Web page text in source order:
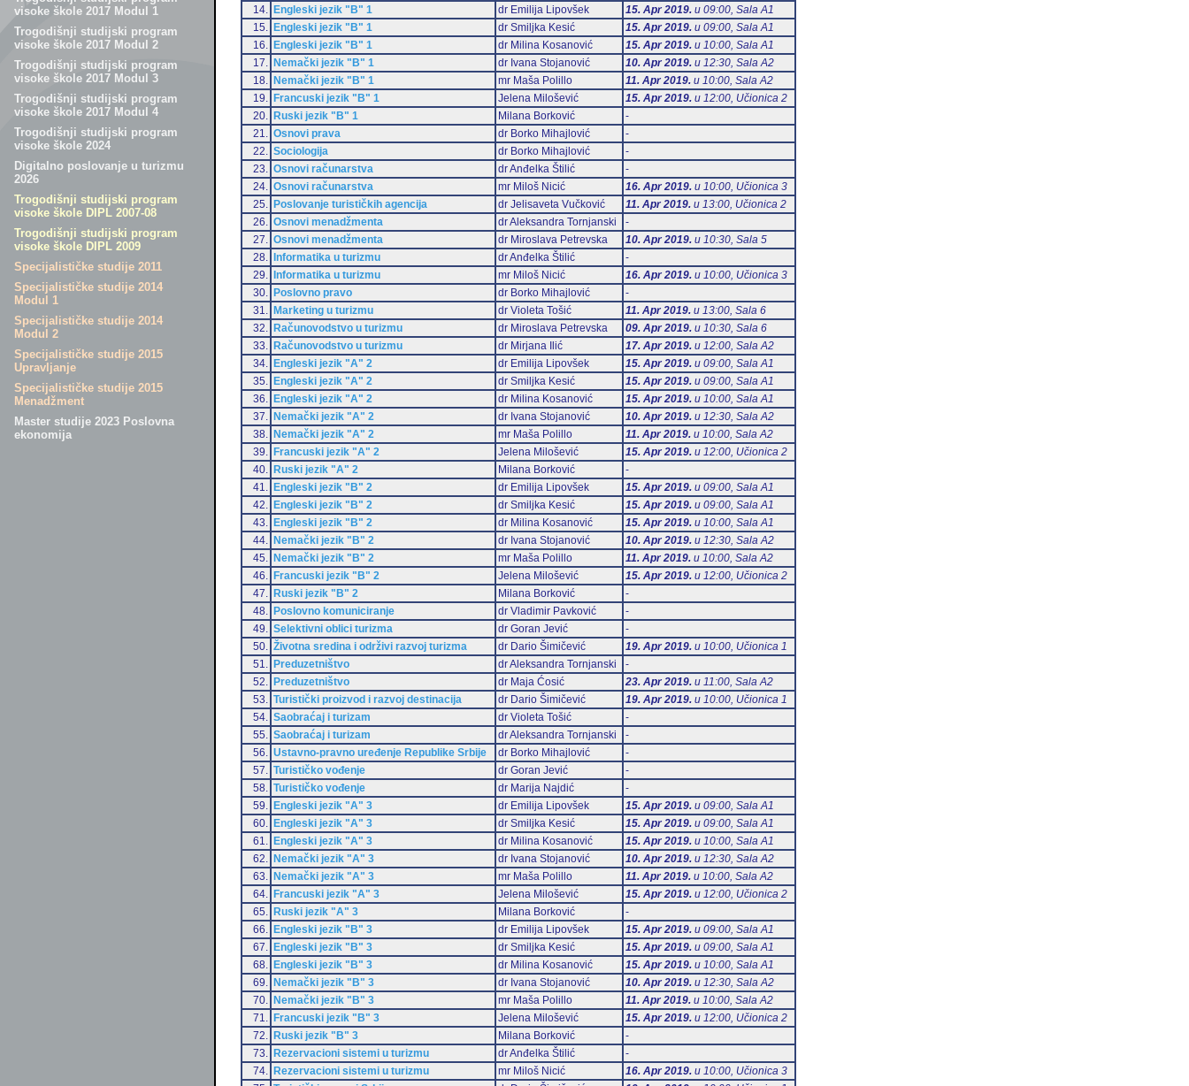
visoke škole 2017 Modul 1
Trogodišnji studijski program
visoke škole 2017 Modul 2
Trogodišnji studijski program
visoke škole 2017 Modul 3
Trogodišnji studijski program
visoke škole 2017 Modul 4
Trogodišnji studijski program
visoke škole 2024
Digitalno poslovanje u turizmu
2026
Trogodišnji studijski program
visoke škole DIPL 2007-08
Trogodišnji studijski program
visoke škole DIPL 2009
Specijalističke studije 2011
Specijalističke studije 2014
Modul 1
Specijalističke studije 2014
Modul 2
Specijalističke studije 2015
Upravljanje
Specijalističke studije 2015
Menadžment
Master studije 2023 Poslovna
ekonomija
14.
Engleski jezik "B" 1 dr Emilija Lipovšek 15. Apr 2019.u 09:00, Sala А1
15.
Engleski jezik "B" 1 dr Smiljka Kesić 15. Apr 2019.u 09:00, Sala А1
16.
Engleski jezik "B" 1 dr Milina Kosanović 15. Apr 2019.u 10:00, Sala А1
17.
Nemački jezik "B" 1 dr Ivana Stojanović 10. Apr 2019.u 12:30, Sala А2
18.
Nemački jezik "B" 1 mr Maša Polillo 11. Apr 2019.u 10:00, Sala А2
19.
Francuski jezik "B" 1 Jelena Milošević 15. Apr 2019.u 12:00, Učionica 2
20.
Ruski jezik "B" 1 Milana Borković
-
21.
Osnovi prava dr Borko Mihajlović
-
22.
Sociologija dr Borko Mihajlović
-
23.
Osnovi računarstva dr Anđelka Štilić
-
24.
Osnovi računarstva mr Miloš Nicić 16. Apr 2019.u 10:00, Učionica 3
25.
Poslovanje turističkih agencija dr Jelisaveta Vučković 11. Apr 2019.u 13:00, Učionica 2
26.
Osnovi menadžmenta dr Aleksandra Tornjanski
-
27.
Osnovi menadžmenta dr Miroslava Petrevska 10. Apr 2019.u 10:30, Sala 5
28.
Informatika u turizmu dr Anđelka Štilić
-
29.
Informatika u turizmu mr Miloš Nicić 16. Apr 2019.u 10:00, Učionica 3
30.
Poslovno pravo dr Borko Mihajlović
-
31.
Marketing u turizmu dr Violeta Tošić 11. Apr 2019.u 13:00, Sala 6
32.
Računovodstvo u turizmu dr Miroslava Petrevska 09. Apr 2019.u 10:30, Sala 6
33.
Računovodstvo u turizmu dr Mirjana Ilić 17. Apr 2019.u 12:00, Sala А2
34.
Engleski jezik "A" 2 dr Emilija Lipovšek 15. Apr 2019.u 09:00, Sala А1
35.
Engleski jezik "A" 2 dr Smiljka Kesić 15. Apr 2019.u 09:00, Sala А1
36.
Engleski jezik "A" 2 dr Milina Kosanović 15. Apr 2019.u 10:00, Sala А1
37.
Nemački jezik "A" 2 dr Ivana Stojanović 10. Apr 2019.u 12:30, Sala А2
38.
Nemački jezik "A" 2 mr Maša Polillo 11. Apr 2019.u 10:00, Sala А2
39.
Francuski jezik "A" 2 Jelena Milošević 15. Apr 2019.u 12:00, Učionica 2
40.
Ruski jezik "A" 2 Milana Borković
-
41.
Engleski jezik "B" 2 dr Emilija Lipovšek 15. Apr 2019.u 09:00, Sala А1
42.
Engleski jezik "B" 2 dr Smiljka Kesić 15. Apr 2019.u 09:00, Sala А1
43.
Engleski jezik "B" 2 dr Milina Kosanović 15. Apr 2019.u 10:00, Sala А1
44.
Nemački jezik "B" 2 dr Ivana Stojanović 10. Apr 2019.u 12:30, Sala А2
45.
Nemački jezik "B" 2 mr Maša Polillo 11. Apr 2019.u 10:00, Sala А2
46.
Francuski jezik "B" 2 Jelena Milošević 15. Apr 2019.u 12:00, Učionica 2
47.
Ruski jezik "B" 2 Milana Borković
-
48.
Poslovno komuniciranje dr Vladimir Pavković
-
49.
Selektivni oblici turizma dr Goran Jević
-
50.
Životna sredina i održivi razvoj turizma dr Dario Šimičević 19. Apr 2019.u 10:00, Učionica 1
51.
Preduzetništvo dr Aleksandra Tornjanski
-
52.
Preduzetništvo dr Maja Ćosić 23. Apr 2019.u 11:00, Sala А2
53.
Turistički proizvod i razvoj destinacija dr Dario Šimičević 19. Apr 2019.u 10:00, Učionica 1
54.
Saobraćaj i turizam dr Violeta Tošić
-
55.
Saobraćaj i turizam dr Aleksandra Tornjanski
-
56.
Ustavno-pravno uređenje Republike Srbije dr Borko Mihajlović
-
57.
Turističko vođenje dr Goran Jević
-
58.
Turističko vođenje dr Marija Najdić
-
59.
Engleski jezik "A" 3 dr Emilija Lipovšek 15. Apr 2019.u 09:00, Sala А1
60.
Engleski jezik "A" 3 dr Smiljka Kesić 15. Apr 2019.u 09:00, Sala А1
61.
Engleski jezik "A" 3 dr Milina Kosanović 15. Apr 2019.u 10:00, Sala А1
62.
Nemački jezik "A" 3 dr Ivana Stojanović 10. Apr 2019.u 12:30, Sala А2
63.
Nemački jezik "A" 3 mr Maša Polillo 11. Apr 2019.u 10:00, Sala А2
64.
Francuski jezik "A" 3 Jelena Milošević 15. Apr 2019.u 12:00, Učionica 2
65.
Ruski jezik "A" 3 Milana Borković
-
66.
Engleski jezik "B" 3 dr Emilija Lipovšek 15. Apr 2019.u 09:00, Sala А1
67.
Engleski jezik "B" 3 dr Smiljka Kesić 15. Apr 2019.u 09:00, Sala А1
68.
Engleski jezik "B" 3 dr Milina Kosanović 15. Apr 2019.u 10:00, Sala А1
69.
Nemački jezik "B" 3 dr Ivana Stojanović 10. Apr 2019.u 12:30, Sala А2
70.
Nemački jezik "B" 3 mr Maša Polillo 11. Apr 2019.u 10:00, Sala А2
71.
Francuski jezik "B" 3 Jelena Milošević 15. Apr 2019.u 12:00, Učionica 2
72.
Ruski jezik "B" 3 Milana Borković
-
73.
Rezervacioni sistemi u turizmu dr Anđelka Štilić
-
74.
Rezervacioni sistemi u turizmu mr Miloš Nicić 16. Apr 2019.u 10:00, Učionica 3